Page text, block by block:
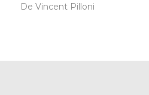
De Vincent Pilloni